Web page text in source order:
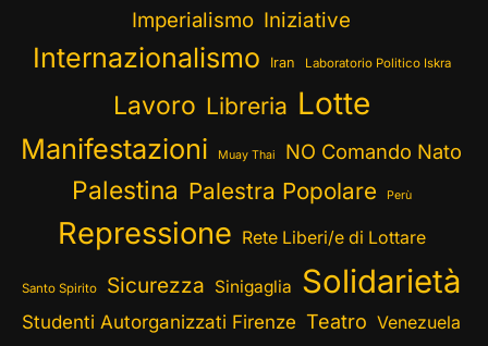
Imperialismo Iniziative
Internazionalismo Iran Laboratorio Politico Iskra
Lavoro Libreria Lotte
Manifestazioni Muay Thai NO Comando Nato
Palestina Palestra Popolare Perù
Repressione Rete Liberi/e di Lottare
Santo Spirito Sicurezza Sinigaglia Solidarietà
Studenti Autorganizzati Firenze Teatro Venezuela